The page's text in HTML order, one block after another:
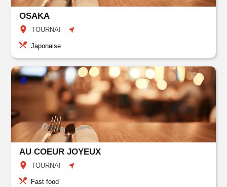
OSAKA
TOURNAI
Japonaise
AU COEUR JOYEUX
TOURNAI
Fast food